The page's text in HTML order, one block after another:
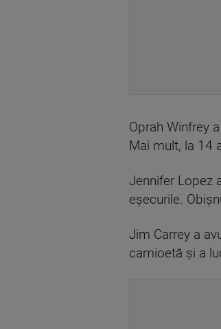
Oprah Winfrey
Mai mult, la 14
Jennifer Lopez
eșecurile.
Jim Carrey a
camioetă și a